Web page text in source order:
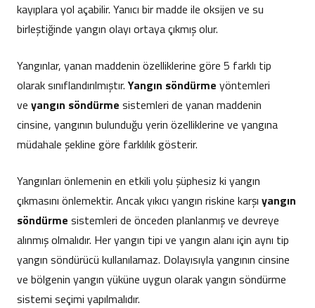
kayıplara yol açabilir. Yanıcı bir madde ile oksijen ve su
birleştiğinde yangın olayı ortaya çıkmış olur.
Yangınlar, yanan maddenin özelliklerine göre 5 farklı tip
olarak sınıflandırılmıştır.Yangın söndürme yöntemleri
ve yangın söndürme sistemleri de yanan maddenin
cinsine, yangının bulunduğu yerin özelliklerine ve yangına
müdahale şekline göre farklılık gösterir.
Yangınları önlemenin en etkili yolu şüphesiz ki yangın
çıkmasını önlemektir. Ancak yıkıcı yangın riskine karşı yangın
söndürme sistemleri de önceden planlanmış ve devreye
alınmış olmalıdır. Her yangın tipi ve yangın alanı için aynı tip
yangın söndürücü kullanılamaz. Dolayısıyla yangının cinsine
ve bölgenin yangın yüküne uygun olarak yangın söndürme
sistemi seçimi yapılmalıdır.